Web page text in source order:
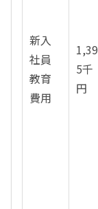
新入
社員
教育
費用
1,39
5千
円